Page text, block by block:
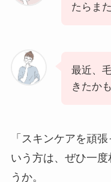
たらま
最近、
きたか
「スキンケアを頑
いう方は、ぜひ一
うか。